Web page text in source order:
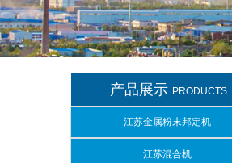
产品展示 PRODUCTS
江苏金属粉末邦定机
江苏混合机